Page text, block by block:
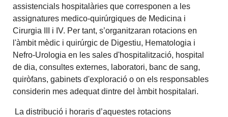
assistencials hospitalàries que corresponen a les
assignatures medico-quirúrgiques de Medicina i
Cirurgia III i IV. Per tant, s’organitzaran rotacions en
l'àmbit mèdic i quirúrgic de Digestiu, Hematologia i
Nefro-Urologia en les sales d'hospitalització, hospital
de dia, consultes externes, laboratori, banc de sang,
quiròfans, gabinets d'exploració o on els responsables
considerin mes adequat dintre del àmbit hospitalari.
La distribució i horaris d’aquestes rotacions